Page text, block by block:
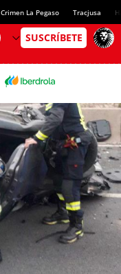
Crimen La Pegaso Tracjusa